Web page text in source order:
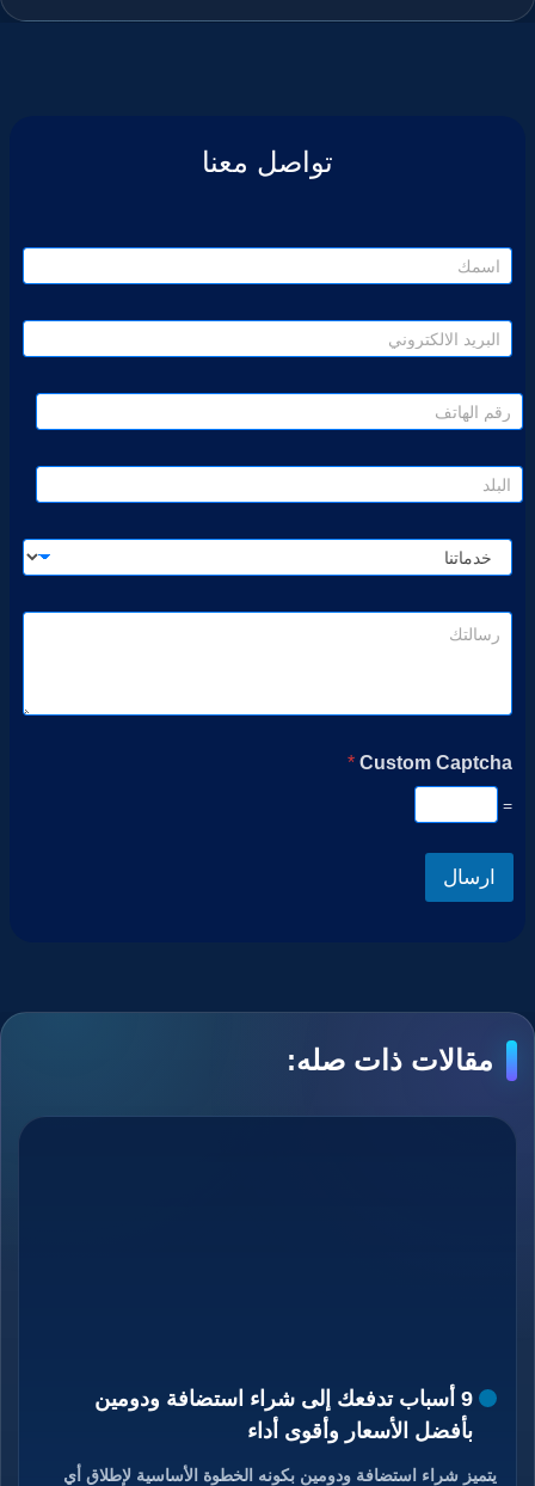
تواصل معنا
Custom Captcha
*
=
ارسال
مقالات ذات صله:
9 أسباب تدفعك إلى شراء استضافة ودومين
بأفضل الأسعار وأقوى أداء
يتميز شراء استضافة ودومين بكونه الخطوة الأساسية لإطلاق أي